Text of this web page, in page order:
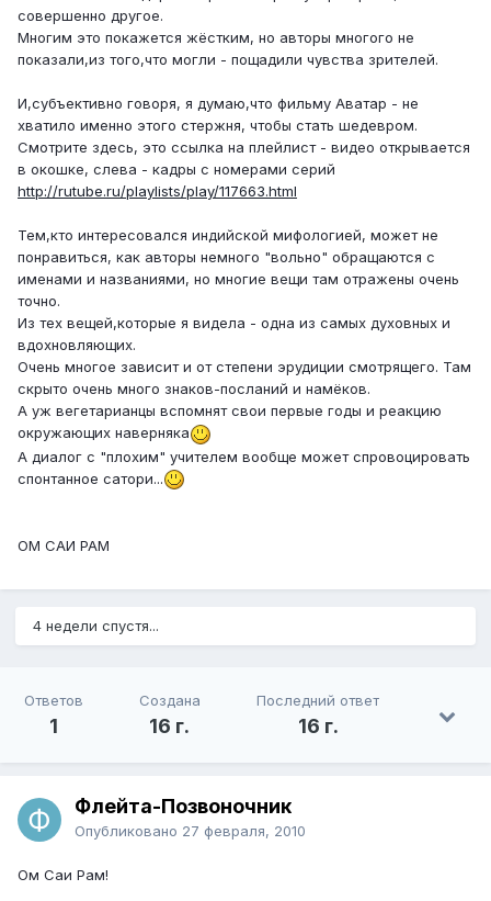
совершенно другое.
Многим это покажется жёстким, но авторы многого не
показали,из того,что могли - пощадили чувства зрителей.
И,субъективно говоря, я думаю,что фильму Аватар - не
хватило именно этого стержня, чтобы стать шедевром.
Смотрите здесь, это ссылка на плейлист - видео открывается
в окошке, слева - кадры с номерами серий
http://rutube.ru/playlists/play/117663.html
Тем,кто интересовался индийской мифологией, может не
понравиться, как авторы немного "вольно" обращаются с
именами и названиями, но многие вещи там отражены очень
точно.
Из тех вещей,которые я видела - одна из самых духовных и
вдохновляющих.
Очень многое зависит и от степени эрудиции смотрящего. Там
скрыто очень много знаков-посланий и намёков.
А уж вегетарианцы вспомнят свои первые годы и реакцию
окружающих наверняка
А диалог с "плохим" учителем вообще может спровоцировать
спонтанное сатори...
ОМ САИ РАМ
4 недели спустя...
Ответов
1
Создана
16 г.
Последний ответ
16 г.
Флейта-Позвоночник
Опубликовано 27 февраля, 2010
Ом Саи Рам!